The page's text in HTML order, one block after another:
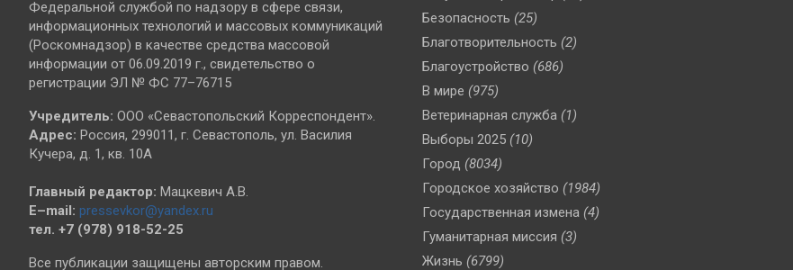
Федеральной службой по надзору в сфере связи,
информационных технологий и массовых коммуникаций
(Роскомнадзор) в качестве средства массовой
информации от 06.09.2019 г., свидетельство о
регистрации ЭЛ № ФС 77–76715
Учредитель: ООО «Севастопольский Корреспондент».
Адрес: Россия, 299011, г. Севастополь, ул. Василия
Кучера, д. 1, кв. 10А
Главный редактор: Мацкевич А.В.
E–mail: pressevkor@yandex.ru
тел. +7 (978) 918-52-25
Все публикации защищены авторским правом.
Безопасность (25)
Благотворительность (2)
Благоустройство (686)
В мире (975)
Ветеринарная служба (1)
Выборы 2025 (10)
Город (8034)
Городское хозяйство (1984)
Государственная измена (4)
Гуманитарная миссия (3)
Жизнь (6799)